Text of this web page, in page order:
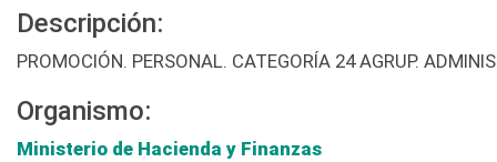
Descripción:
PROMOCIÓN. PERSONAL. CATEGORÍA 24 AGRUP.
Organismo:
Ministerio de Hacienda y Finanzas